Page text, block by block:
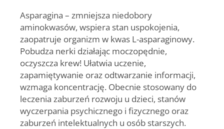
Asparagina – zmniejsza niedobory
aminokwasów, wspiera stan uspokojenia,
zaopatruje organizm w kwas L-asparaginowy.
Pobudza nerki działając moczopędnie,
oczyszcza krew! Ułatwia uczenie,
zapamiętywanie oraz odtwarzanie informacji,
wzmaga koncentrację. Obecnie stosowany do
leczenia zaburzeń rozwoju u dzieci, stanów
wyczerpania psychicznego i fizycznego oraz
zaburzeń intelektualnych u osób starszych.